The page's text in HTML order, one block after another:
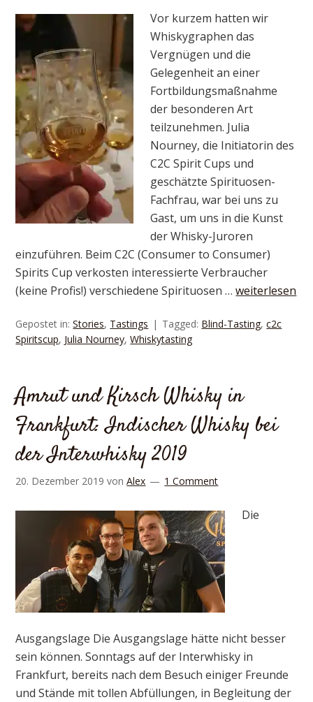
Vor kurzem hatten wir
Whiskygraphen das
Vergnügen und die
Gelegenheit an einer
Fortbildungsmaßnahme
der besonderen Art
teilzunehmen. Julia
Nourney, die Initiatorin des
C2C Spirit Cups und
geschätzte Spirituosen-
Fachfrau, war bei uns zu
Gast, um uns in die Kunst
der Whisky-Juroren
einzuführen. Beim C2C (Consumer to Consumer)
Spirits Cup verkosten interessierte Verbraucher
(keine Profis!) verschiedene Spirituosen …weiterlesen
Gepostet in:Stories, Tastings Tagged: Blind-Tasting,c2c
Spiritscup, Julia Nourney,Whiskytasting
Amrut und Kirsch Whisky in
Frankfurt: Indischer Whisky bei
der Interwhisky 2019
20. Dezember 2019 vonAlex 1 Comment
Die
Ausgangslage Die Ausgangslage hätte nicht besser
sein können. Sonntags auf der Interwhisky in
Frankfurt, bereits nach dem Besuch einiger Freunde
und Stände mit tollen Abfüllungen, in Begleitung der